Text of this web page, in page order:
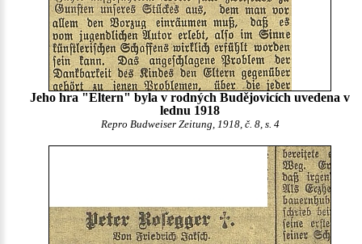
Jeho hra "Eltern" byla v rodných Budějovicích uvedena v
lednu 1918
Repro Budweiser Zeitung, 1918, č. 8, s. 4